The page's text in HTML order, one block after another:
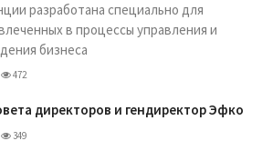
разработана специально для
в процессы управления и
бизнеса
472
директоров и гендиректор Эфко
349